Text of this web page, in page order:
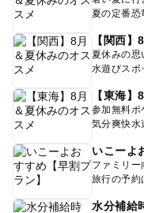
夏の定番恐
【関西
夏休みの思
水遊びスポ
【東海
参加無料ポ
気分爽快水
いこーよ
ファミリー
旅行の予約
水分補給